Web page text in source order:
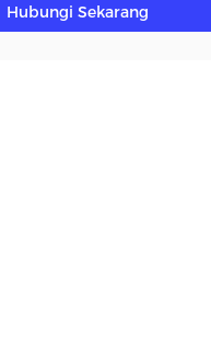
Hubungi Sekarang